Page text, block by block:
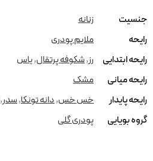
جنسیت
زنانه
رایحه
ملایم پودری
رایحه ابتدایی
رز,شکوفه پرتقال,یاس
رایحه میانی
مشک
رایحه پایدار
خس خس,دانه تونکا,سدر,
گروه بویایی
پودری گلی